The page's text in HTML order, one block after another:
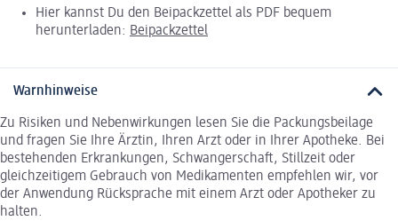
Hier kannst Du den Beipackzettel als PDF bequem
herunterladen: Beipackzettel
Warnhinweise
Zu Risiken und Nebenwirkungen lesen Sie die Packungsbeilage
und fragen Sie Ihre Ärztin, Ihren Arzt oder in Ihrer Apotheke. Bei
bestehenden Erkrankungen, Schwangerschaft, Stillzeit oder
gleichzeitigem Gebrauch von Medikamenten empfehlen wir, vor
der Anwendung Rücksprache mit einem Arzt oder Apotheker zu
halten.